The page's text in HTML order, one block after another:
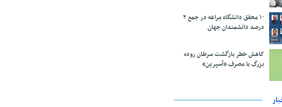
۱۰ محقق دانشگاه مراغه در جمع ۲
درصد دانشمندان جهان
کاهش خطر بازگشت سرطان روده
بزرگ با مصرف «آسپرین»